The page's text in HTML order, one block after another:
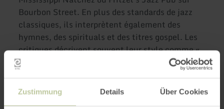
Zustimmung Details Über Cookies
Bourbon Street. En plus des standards de jazz
classiques, ils interprètent également des
hymnes, des spirituals et des titres gospel. Les
critiques décrivent souvent leur style comme «
puissant », « atmosphérique » et porté par une «
joie de jouer inébranlable ». Entrée gratuite !